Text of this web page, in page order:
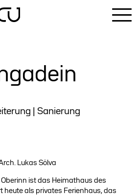
| Sanierung
Lukas Sölva
ist das Heimathaus des
heute als privates Ferienhaus, das